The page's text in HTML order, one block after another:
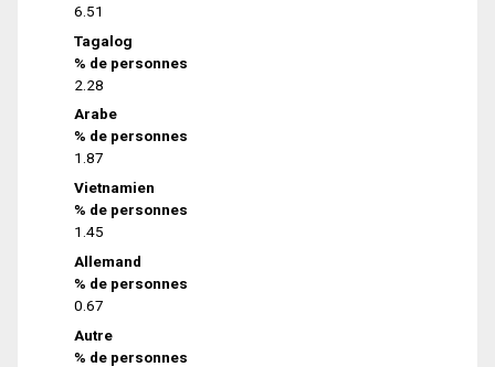
6.51
Tagalog
% de personnes
2.28
Arabe
% de personnes
1.87
Vietnamien
% de personnes
1.45
Allemand
% de personnes
0.67
Autre
% de personnes